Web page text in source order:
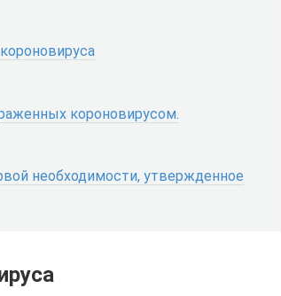
короновирусом.
необходимости, утвержденное